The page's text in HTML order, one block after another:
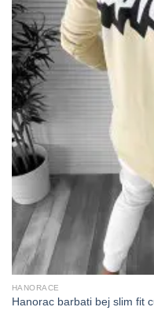
HANORACE
Hanorac barbati bej slim fit